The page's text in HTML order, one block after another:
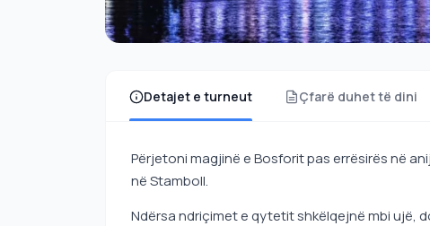
Detajet e turneut Çfarë duhet të dini
Përjetoni magjinë e Bosforit pas errësirës në
në Stamboll.
Ndërsa ndriçimet e qytetit shkëlqejnë mbi ujë,